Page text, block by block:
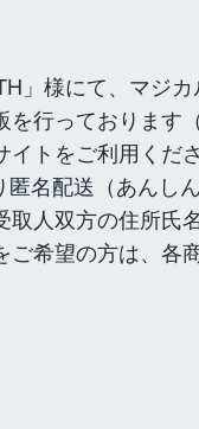
」様にて、マジ
を行っております
イトをご利用くだ
匿名配送（あんし
取人双方の住所氏
ご希望の方は、各